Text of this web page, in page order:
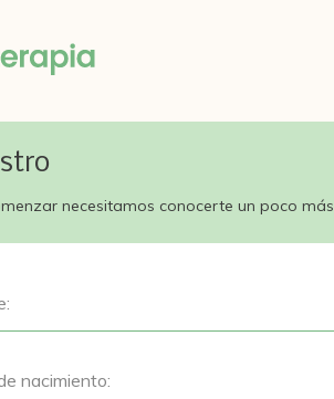
necesitamos conocerte un poco más
nacimiento: